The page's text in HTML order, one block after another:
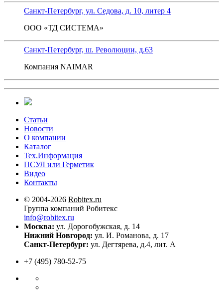
Санкт-Петербург, ул. Седова, д. 10, литер 4
ООО «ТД СИСТЕМА»
Санкт-Петербург, ш. Революции, д.63
Компания NAIMAR
Статьи
Новости
О компании
Каталог
Тех.Информация
ПСУЛ или Герметик
Видео
Контакты
© 2004-2026 Robitex.ru
Группа компаний Робитекс
info@robitex.ru
Москва: ул. Дорогобужская, д. 14
Нижний Новгород: ул. И. Романова, д. 17
Санкт-Петербург: ул. Дегтярева, д.4, лит. А
+7 (495) 780-52-75